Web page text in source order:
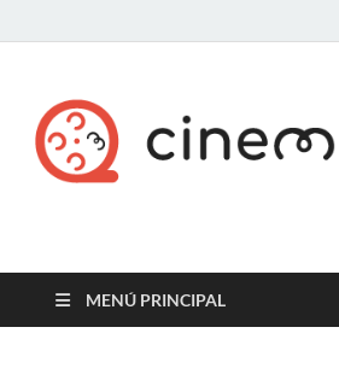
Cine maldito
MENÚ PRINCIPAL